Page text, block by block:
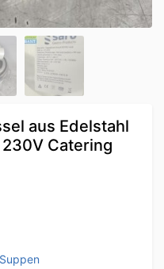
aus Edelstahl
Catering